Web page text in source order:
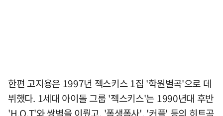
한편 고지용은 1997년 젝스키스 1집 '학원별곡'으로 데
뷔했다. 1세대 아이돌 그룹 '젝스키스'는 1990년대 후반
'H.O.T'와 쌍벽을 이뤘고, '폼생폼사', '커플' 등의 히트곡